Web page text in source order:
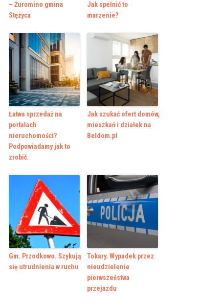
– Żuromino gmina
Stężyca
Jak spełnić to
marzenie?
Łatwa sprzedaż na
portalach
nieruchomości?
Podpowiadamy jak to
zrobić.
Jak szukać ofert domów,
mieszkań i działek na
Beldom.pl
Gm. Przodkowo. Szykują
się utrudnienia w ruchu
Tokary. Wypadek przez
nieudzielenie
pierwszeństwa
przejazdu